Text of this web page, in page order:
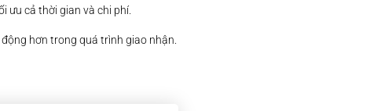
ưu cả thời gian và chi phí.
hơn trong quá trình giao nhận.